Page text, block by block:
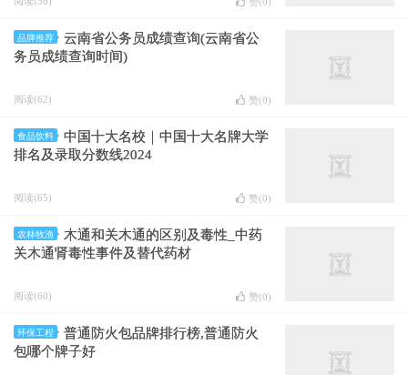
品牌推荐
云南省公务员成绩查询(云南省公
务员成绩查询时间)
阅读(62) 赞(0)
食品饮料
中国十大名校｜中国十大名牌大学
排名及录取分数线2024
阅读(65) 赞(0)
农林牧渔
木通和关木通的区别及毒性_中药
关木通肾毒性事件及替代药材
阅读(60) 赞(0)
环保工程
普通防火包品牌排行榜,普通防火
包哪个牌子好